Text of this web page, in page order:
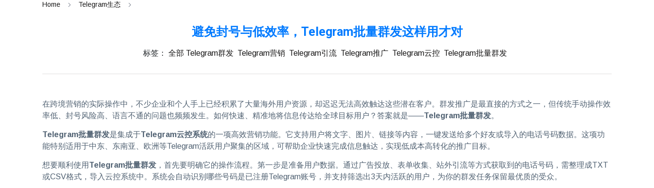
Home Telegram生态
避免封号与低效率，Telegram批量群发这样用才对
标签： 全部 Telegram群发 Telegram营销 Telegram引流 Telegram推广 Telegram云控 Telegram批量群发
在跨境营销的实际操作中，不少企业和个人手上已经积累了大量海外用户资源，却迟迟无法高效触达这些潜在客户。群发推广是最直接的方式之一，但传统手动操作效
率低、封号风险高、语言不通的问题也频频发生。如何快速、精准地将信息传达给全球目标用户？答案就是——Telegram批量群发。
Telegram批量群发是集成于Telegram云控系统的一项高效营销功能。它支持用户将文字、图片、链接等内容，一键发送给多个好友或导入的电话号码数据。这项功
能特别适用于中东、东南亚、欧洲等Telegram活跃用户聚集的区域，可帮助企业快速完成信息触达，实现低成本高转化的推广目标。
想要顺利使用 Telegram批量群发 ，首先要明确它的操作流程。第一步是准备用户数据。通过广告投放、表单收集、站外引流等方式获取到的电话号码，需整理成TXT
或CSV格式，导入云控系统中。系统会自动识别哪些号码是已注册Telegram账号，并支持筛选出3天内活跃的用户，为你的群发任务保留最优质的受众。